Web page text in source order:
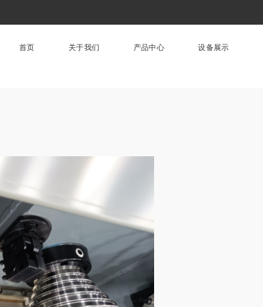
首页 关于我们 产品中心 设备展示